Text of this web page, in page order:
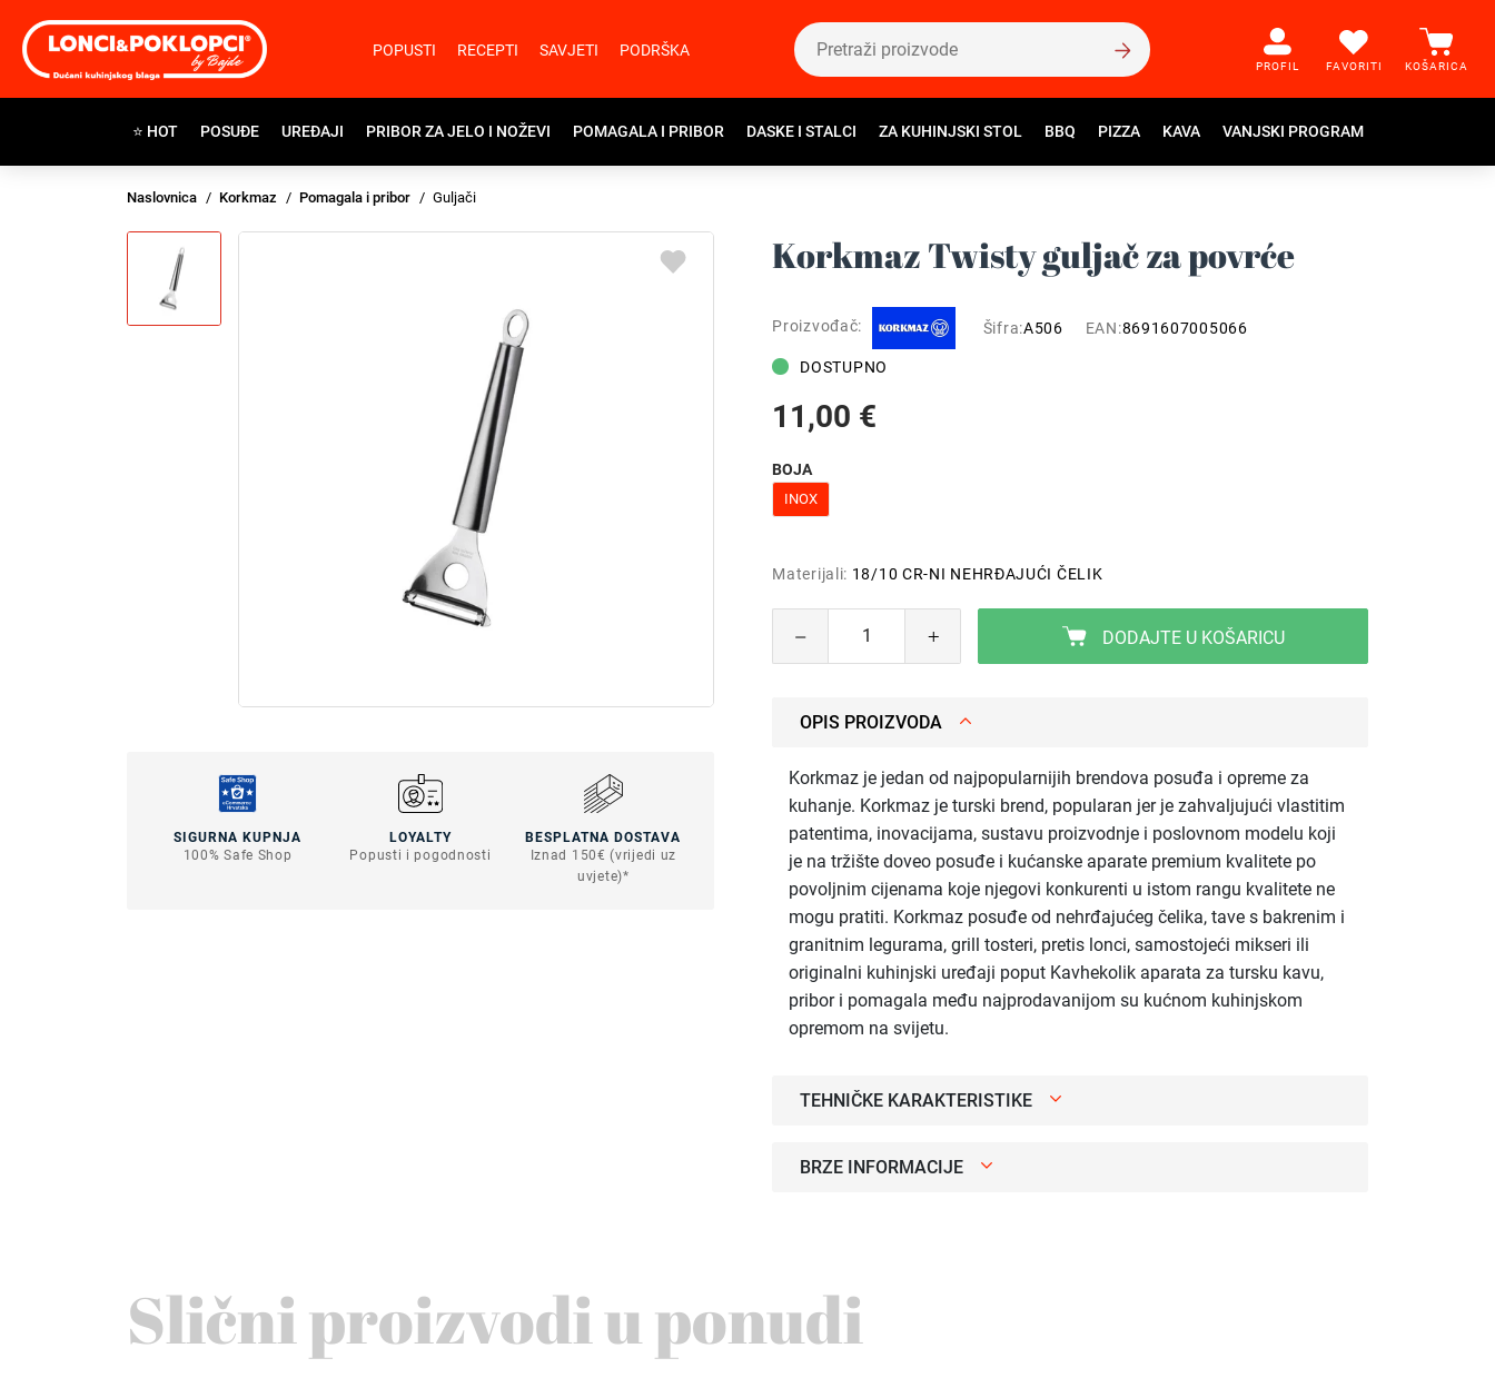
POPUSTI RECEPTI SAVJETI PODRŠKA
PROFIL FAVORITI KOŠARICA
⭐ HOT POSUĐE UREĐAJI PRIBOR ZA JELO I NOŽEVI POMAGALA I PRIBOR DASKE I STALCI ZA KUHINJSKI STOL BBQ PIZZA KAVA VANJSKI PROGRAM
Naslovnica Korkmaz Pomagala i pribor Guljači
SIGURNA KUPNJA
100% Safe Shop
LOYALTY
Popusti i pogodnosti
BESPLATNA DOSTAVA
Iznad 150€ (vrijedi uz
uvjete)*
Korkmaz Twisty guljač za povrće
Proizvođač: Šifra:A506 EAN:8691607005066
DOSTUPNO
11,00 €
BOJA
INOX
Materijali: 18/10 CR-NI NEHRĐAJUĆI ČELIK
DODAJTE U KOŠARICU
OPIS PROIZVODA
Korkmaz je jedan od najpopularnijih brendova posuđa i opreme za
kuhanje. Korkmaz je turski brend, popularan jer je zahvaljujući vlastitim
patentima, inovacijama, sustavu proizvodnje i poslovnom modelu koji
je na tržište doveo posuđe i kućanske aparate premium kvalitete po
povoljnim cijenama koje njegovi konkurenti u istom rangu kvalitete ne
mogu pratiti. Korkmaz posuđe od nehrđajućeg čelika, tave s bakrenim i
granitnim legurama, grill tosteri, pretis lonci, samostojeći mikseri ili
originalni kuhinjski uređaji poput Kavhekolik aparata za tursku kavu,
pribor i pomagala među najprodavanijom su kućnom kuhinjskom
opremom na svijetu.
TEHNIČKE KARAKTERISTIKE
BRZE INFORMACIJE
Slični proizvodi u ponudi